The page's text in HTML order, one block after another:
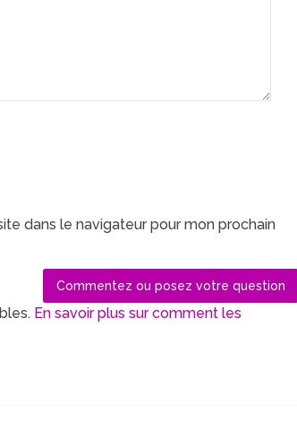
dans le navigateur pour mon prochain
En savoir plus sur comment les